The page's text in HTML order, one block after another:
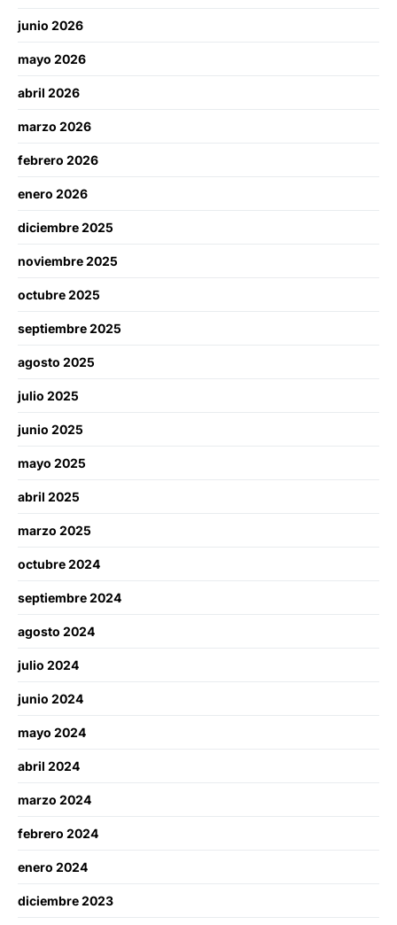
junio 2026
mayo 2026
abril 2026
marzo 2026
febrero 2026
enero 2026
diciembre 2025
noviembre 2025
octubre 2025
septiembre 2025
agosto 2025
julio 2025
junio 2025
mayo 2025
abril 2025
marzo 2025
octubre 2024
septiembre 2024
agosto 2024
julio 2024
junio 2024
mayo 2024
abril 2024
marzo 2024
febrero 2024
enero 2024
diciembre 2023